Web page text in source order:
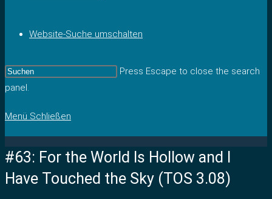
Website-Suche umschalten
Press Escape to close the search
panel.
Menü Schließen
#63: For the World Is Hollow and I
Have Touched the Sky (TOS 3.08)